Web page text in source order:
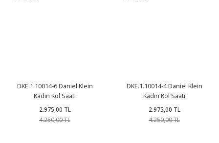
DKE.1.10014-6 Daniel Klein
Kadın Kol Saati
2.975,00 TL
4.250,00 TL
DKE.1.10014-4 Daniel Klein
Kadın Kol Saati
2.975,00 TL
4.250,00 TL